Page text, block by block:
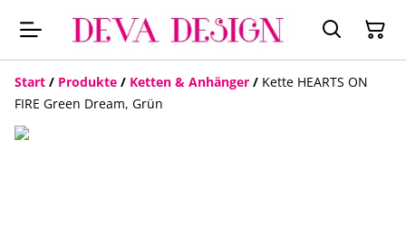
Start / Produkte / Ketten & Anhänger / Kette HEARTS ON
FIRE Green Dream, Grün